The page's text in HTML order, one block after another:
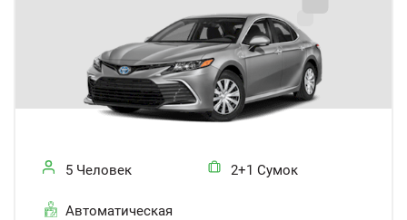
5 Человек 2+1 Сумок
Автоматическая